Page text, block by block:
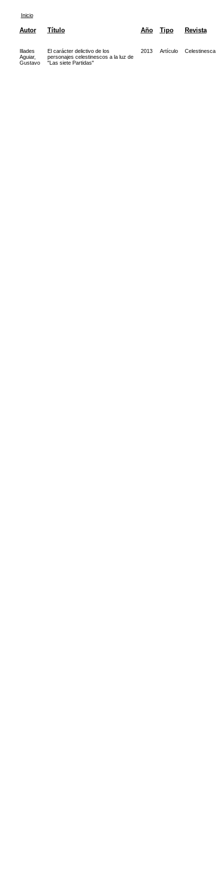
Inicio
Autor Título Año Tipo Revista
Illades
Aguiar,
Gustavo
El carácter delictivo de los
personajes celestinescos a la luz de
"Las siete Partidas"
2013 Artículo Celestinesca